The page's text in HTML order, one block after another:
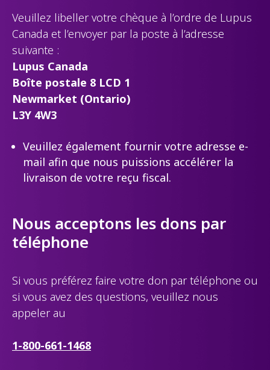
Veuillez libeller votre chèque à l’ordre de Lupus
Canada et l’envoyer par la poste à l’adresse
suivante :
Lupus Canada
Boîte postale 8 LCD 1
Newmarket (Ontario)
L3Y 4W3
Veuillez également fournir votre adresse e-
mail afin que nous puissions accélérer la
livraison de votre reçu fiscal.
Nous acceptons les dons par
téléphone
Si vous préférez faire votre don par téléphone ou
si vous avez des questions, veuillez nous
appeler au
1-800-661-1468